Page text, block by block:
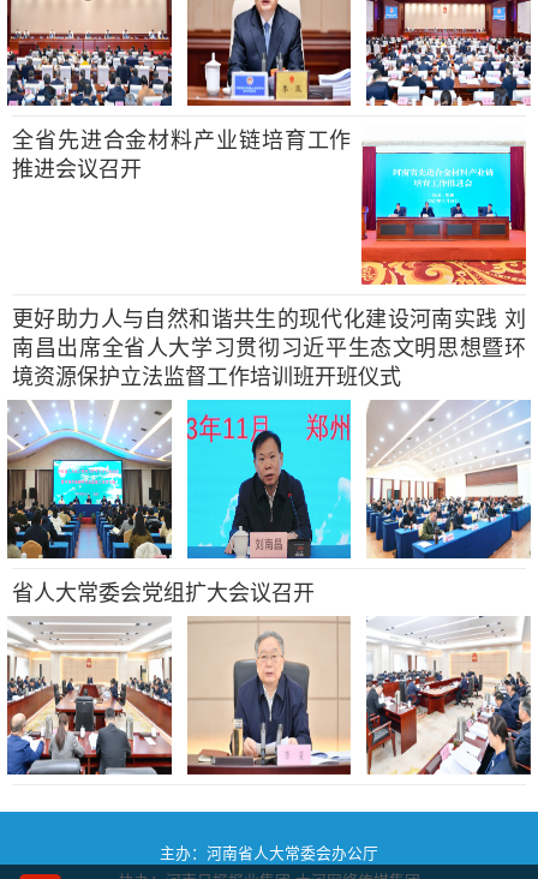
全省先进合金材料产业链培育工作
推进会议召开
更好助力人与自然和谐共生的现代化建设河南实践 刘
南昌出席全省人大学习贯彻习近平生态文明思想暨环
境资源保护立法监督工作培训班开班仪式
省人大常委会党组扩大会议召开
主办：河南省人大常委会办公厅